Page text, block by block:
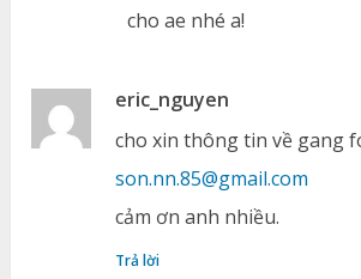
cho ae nhé a!
eric_nguyen
cho xin thông tin về gang
son.nn.85@gmail.com
cảm ơn anh nhiều.
Trả lời